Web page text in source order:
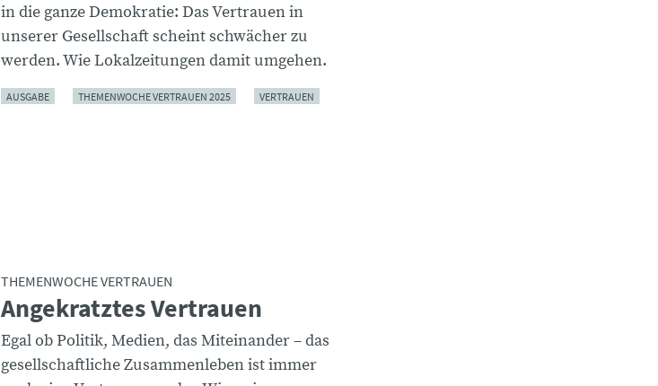
in die ganze Demokratie: Das Vertrauen in
unserer Gesellschaft scheint schwächer zu
werden. Wie Lokalzeitungen damit umgehen.
AUSGABE THEMENWOCHE VERTRAUEN 2025 VERTRAUEN
THEMENWOCHE VERTRAUEN
Angekratztes Vertrauen
Egal ob Politik, Medien, das Miteinander – das
gesellschaftliche Zusammenleben ist immer